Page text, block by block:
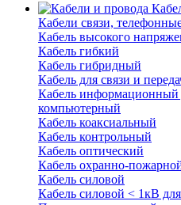
Кабели связи,
Кабель высокого
Кабель гибкий
Кабель гибридный
Кабель для связи и
Кабель информационный
компьютерный
Кабель коаксиальный
Кабель контрольный
Кабель оптический
Кабель охранно-
Кабель силовой
Кабель силовой < 1кВ